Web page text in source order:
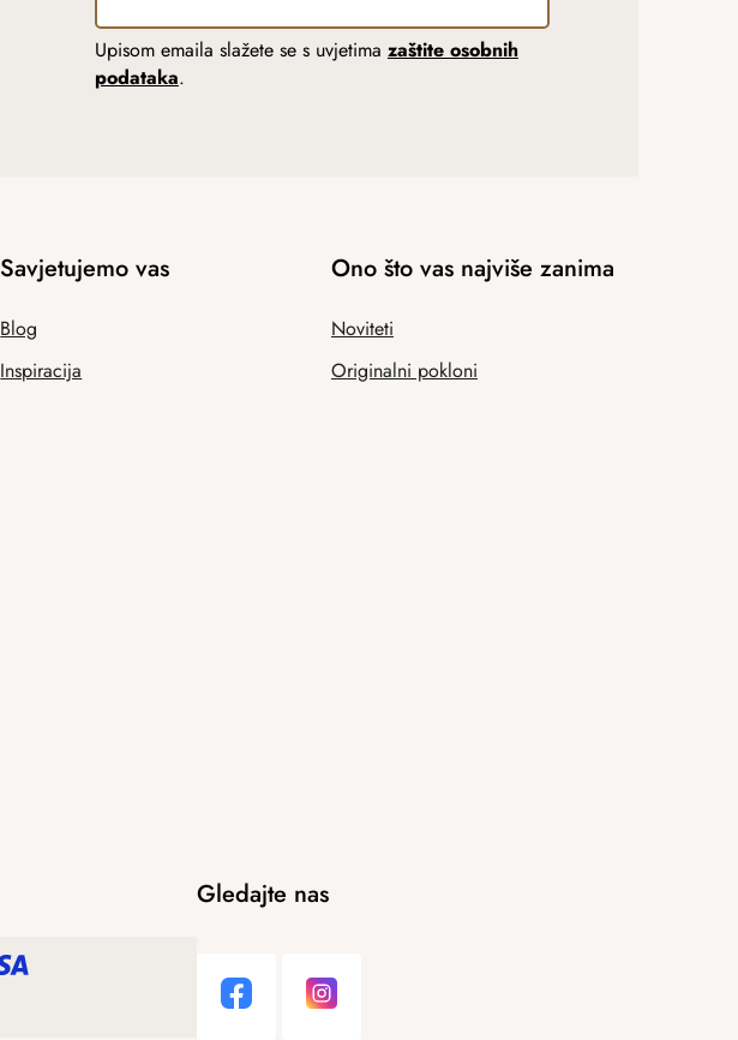
Upisom emaila slažete se s uvjetima zaštite osobnih
podataka.
Savjetujemo vas
Blog
Inspiracija
Ono što vas najviše zanima
Noviteti
Originalni pokloni
Gledajte nas